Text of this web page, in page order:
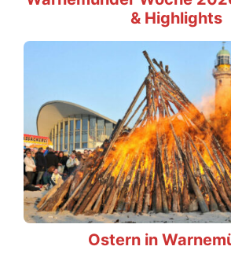
& Highlights
Ostern in